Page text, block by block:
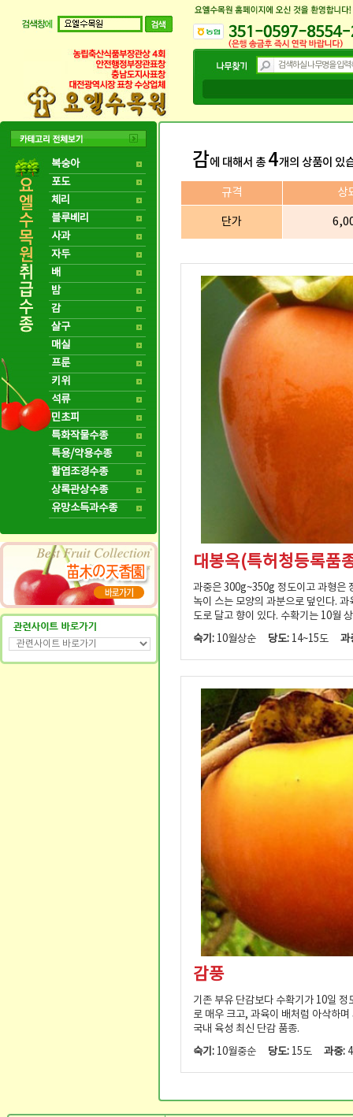
복숭아
포도
체리
블루베리
사과
자두
배
밤
감
살구
매실
프룬
키위
석류
민초피
특화작물수종
특용/약용수종
활엽조경수종
상록관상수종
유망소득과수종
감에 대해서 총 4개의 상품이 있
규격 상
단가
대봉옥(특허청등록품
과중은 300g~350g 정도이고 과형은
녹이 스는 모양의 과분으로 덮인다.
도로 달고 향이 있다. 수확기는 10월
숙기:10월상순 당도:14~15도 과
감풍
기존 부유 단감보다 수확기가 10일
로 매우 크고, 과육이 배처럼 아삭하
국내 육성 최신 단감 품종.
숙기:10월중순 당도:15도 과중: